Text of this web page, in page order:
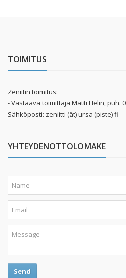
TOIMITUS
Zeniitin toimitus:
- Vastaava toimittaja Matti Helin, puh.
Sähköposti: zeniitti (ät) ursa (piste) fi
YHTEYDENOTTOLOMAKE
Send